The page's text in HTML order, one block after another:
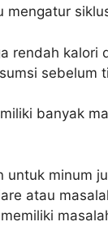
mengatur
rendah kalori
sebelum
banyak
untuk minum
atau